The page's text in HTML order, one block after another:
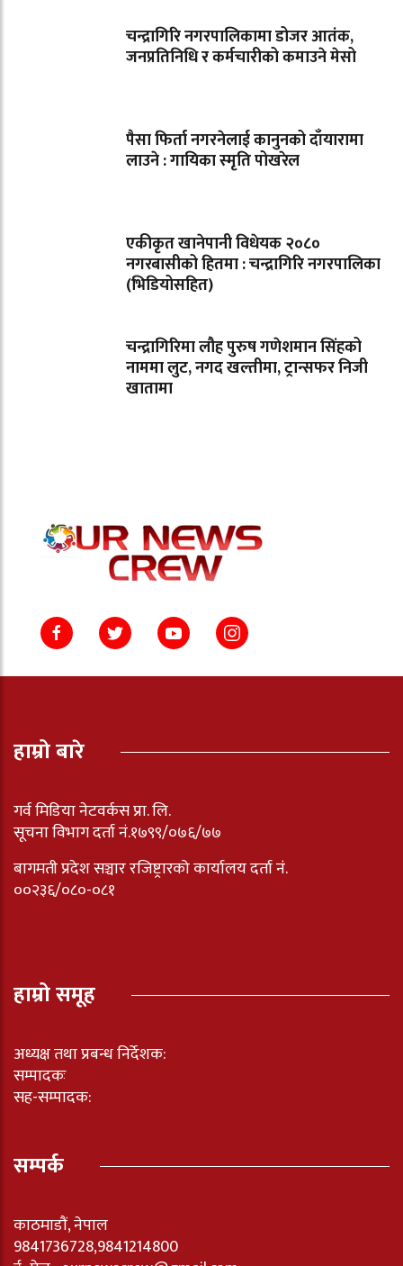
चन्द्रागिरि नगरपालिकामा डोजर आतंक,
जनप्रतिनिधि र कर्मचारीको कमाउने मेसो
पैसा फिर्ता नगरनेलाई कानुनको दाँयारामा
लाउने : गायिका स्‍मृति पोखरेल
एकीकृत खानेपानी विधेयक २०८०
नगरबासीको हितमा : चन्द्रागिरि नगरपालिका
(भिडियोसहित)
चन्द्रागिरिमा लौह पुरुष गणेशमान सिंहको
नाममा लुट, नगद खल्तीमा, ट्रान्सफर निजी
खातामा
हाम्रो बारे
गर्व मिडिया नेटवर्कस प्रा. लि.
सूचना विभाग दर्ता नं.१७९९/०७६/७७
बागमती प्रदेश सञ्चार रजिष्ट्रारको कार्यालय दर्ता नंं.
००२३६/०८०-०८१
हाम्रो समूह
अध्यक्ष तथा प्रबन्ध निर्देशक:
सम्पादकः
सह-सम्पादक:
सम्पर्क
काठमाडौं, नेपाल
9841736728,9841214800